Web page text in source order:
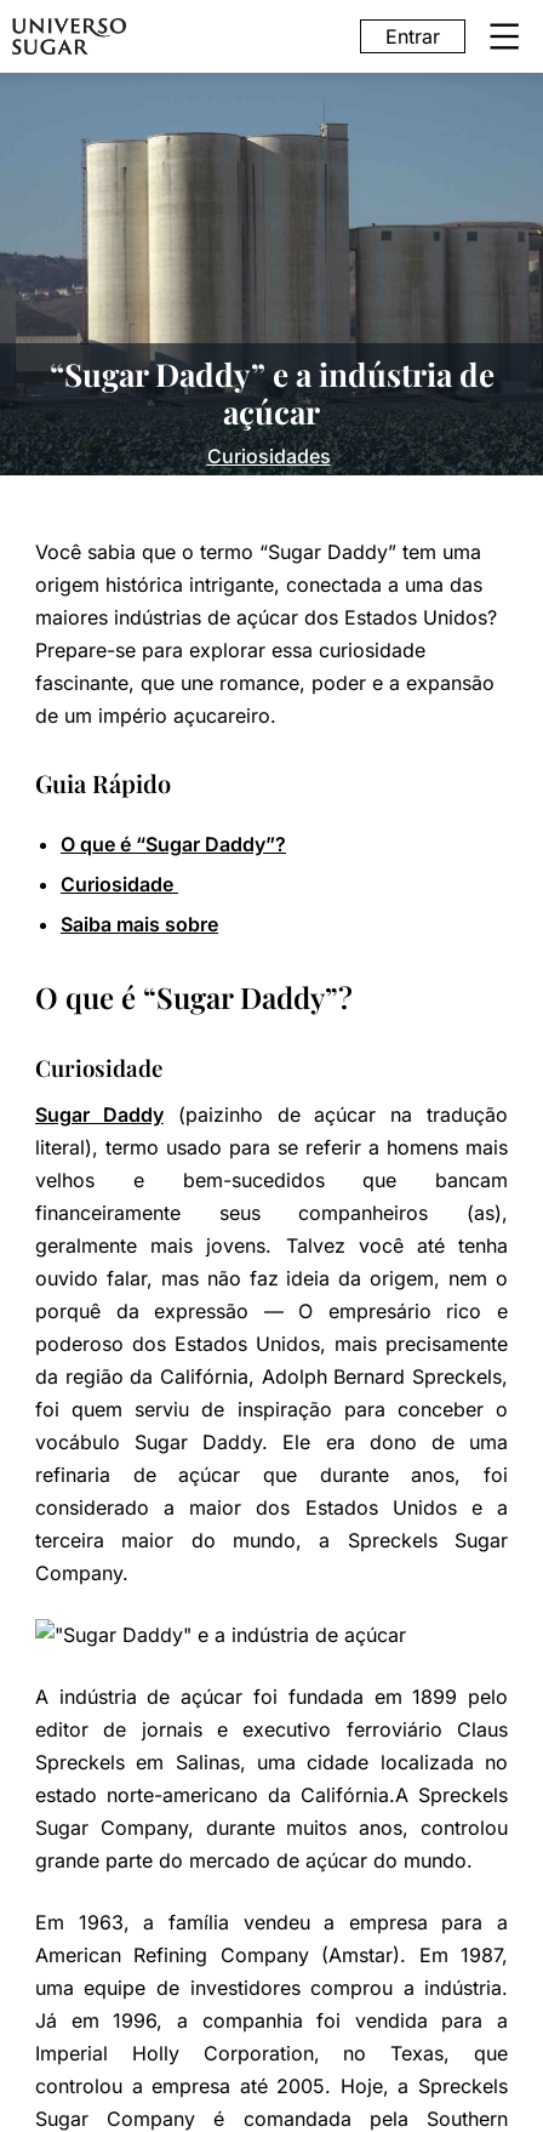
Entrar
“Sugar Daddy” e a indústria de
açúcar
Curiosidades
Você sabia que o termo “Sugar Daddy” tem uma
origem histórica intrigante, conectada a uma das
maiores indústrias de açúcar dos Estados Unidos?
Prepare-se para explorar essa curiosidade
fascinante, que une romance, poder e a expansão
de um império açucareiro.
Guia Rápido
O que é “Sugar Daddy”?
Curiosidade
Saiba mais sobre
O que é “Sugar Daddy”?
Curiosidade
Sugar Daddy(paizinho de açúcar na tradução
literal), termo usado para se referir a homens mais
velhos e bem-sucedidos que bancam
financeiramente seus companheiros (as),
geralmente mais jovens. Talvez você até tenha
ouvido falar, mas não faz ideia da origem, nem o
porquê da expressão — O empresário rico e
poderoso dos Estados Unidos, mais precisamente
da região da Califórnia, Adolph Bernard Spreckels,
foi quem serviu de inspiração para conceber o
vocábulo Sugar Daddy. Ele era dono de uma
refinaria de açúcar que durante anos, foi
considerado a maior dos Estados Unidos e a
terceira maior do mundo, a Spreckels Sugar
Company.
A indústria de açúcar foi fundada em 1899 pelo
editor de jornais e executivo ferroviário Claus
Spreckels em Salinas, uma cidade localizada no
estado norte-americano da Califórnia.A Spreckels
Sugar Company, durante muitos anos, controlou
grande parte do mercado de açúcar do mundo.
Em 1963, a família vendeu a empresa para a
American Refining Company (Amstar). Em 1987,
uma equipe de investidores comprou a indústria.
Já em 1996, a companhia foi vendida para a
Imperial Holly Corporation, no Texas, que
controlou a empresa até 2005. Hoje, a Spreckels
Sugar Company é comandada pela Southern